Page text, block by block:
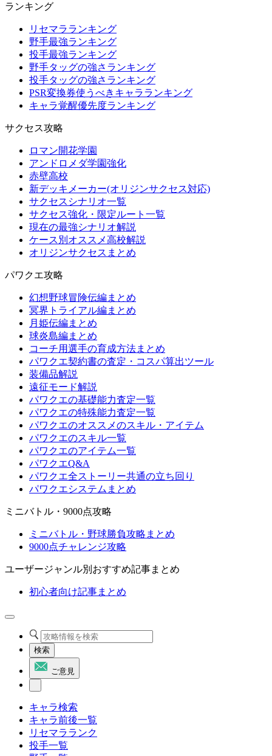
ランキング
リセマラランキング
野手最強ランキング
投手最強ランキング
野手タッグの強さランキング
投手タッグの強さランキング
PSR変換券使うべきキャラランキング
キャラ覚醒優先度ランキング
サクセス攻略
ロマン開花学園
アンドロメダ学園強化
赤壁高校
新デッキメーカー(オリジンサクセス対応)
サクセスシナリオ一覧
サクセス強化・限定ルート一覧
現在の最強シナリオ解説
ケース別オススメ高校解説
オリジンサクセスまとめ
パワクエ攻略
幻想野球冒険伝編まとめ
冥界トライアル編まとめ
月姫伝編まとめ
球炎島編まとめ
コーチ用選手の育成方法まとめ
パワクエ契約書の査定・コスパ算出ツール
装備品解説
遠征モード解説
パワクエの基礎能力査定一覧
パワクエの特殊能力査定一覧
パワクエのオススメのスキル・アイテム
パワクエのスキル一覧
パワクエのアイテム一覧
パワクエQ&A
パワクエ全ストーリー共通の立ち回り
パワクエシステムまとめ
ミニバトル・9000点攻略
ミニバトル・野球勝負攻略まとめ
9000点チャレンジ攻略
ユーザージャンル別おすすめ記事まとめ
初心者向け記事まとめ
検索
ご意見
キャラ検索
キャラ前後一覧
リセマラランク
投手一覧